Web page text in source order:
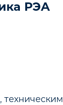
РЭА
техническим